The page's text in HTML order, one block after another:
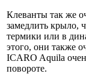
Клеванты так же
замедлить крыло,
термики или в
этого, они также
ICARO Aquila
повороте.